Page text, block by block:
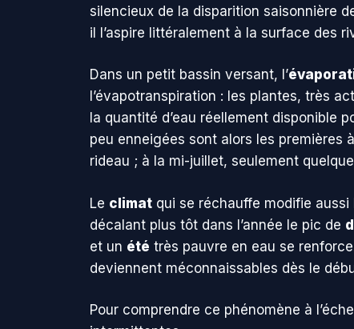
silencieux de la disparition saisonnière
il l’aspire littéralement à la surface des
Dans un petit bassin versant, l’
l’évapotranspiration : les plantes, très
la quantité d’eau réellement disponible
peu enneigées sont alors les premières
rideau ; à la mi-juillet, seulement
Le climat qui se réchauffe modifie
décalant plus tôt dans l’année le pic de
et un été très pauvre en eau se
deviennent méconnaissables dès le
Pour comprendre ce phénomène à